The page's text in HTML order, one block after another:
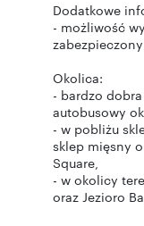
Dodatkowe
- możliwość
Okolica:
- bardzo
autobusowy
- w pobliżu
sklep mięsny
Square,
- w okolicy